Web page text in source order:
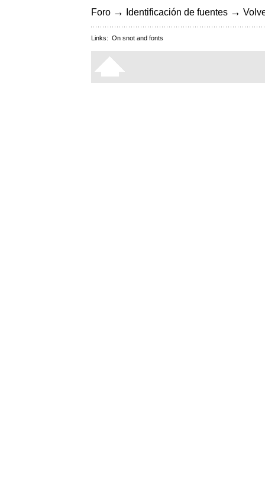
Foro → Identificación de fuentes →
Links: On snot and fonts